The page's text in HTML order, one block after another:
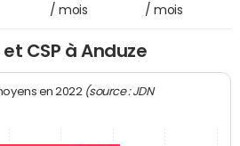
/ mois
/ mois
CSP à Anduze
en 2022 (source : JDN